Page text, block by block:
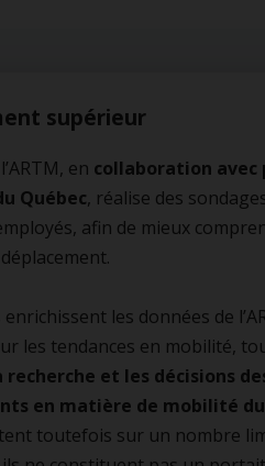
supérieur
en collaboration avec
Québec, réalise des
afin de mieux
les données de
les tendances en mobilité,
et les décisions
en matière de mobilité
toutefois sur un nombre